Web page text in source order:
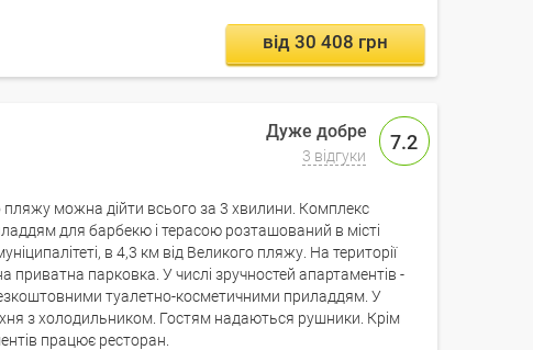
від 30 408 грн
7.2
3 відгуки
пляжу можна дійти всього за 3 хвилини. Комплекс
для барбекю і терасою розташований в місті
в 4,3 км від Великого пляжу. На території
парковка. У числі зручностей апартаментів -
туалетно-косметичними приладдям. У
з холодильником. Гостям надаються рушники. Крім
працює ресторан.